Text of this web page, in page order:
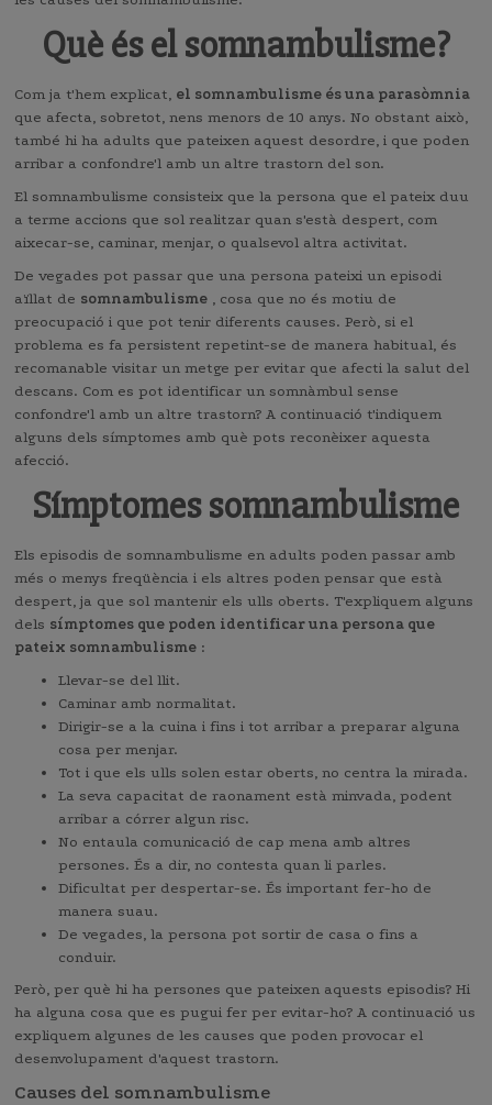
Què és el somnambulisme?
Com ja t'hem explicat, el somnambulisme és una parasòmnia
que afecta, sobretot, nens menors de 10 anys. No obstant això,
també hi ha adults que pateixen aquest desordre, i que poden
arribar a confondre'l amb un altre trastorn del son.
El somnambulisme consisteix que la persona que el pateix duu
a terme accions que sol realitzar quan s'està despert, com
aixecar-se, caminar, menjar, o qualsevol altra activitat.
De vegades pot passar que una persona pateixi un episodi
aïllat de somnambulisme , cosa que no és motiu de
preocupació i que pot tenir diferents causes. Però, si el
problema es fa persistent repetint-se de manera habitual, és
recomanable visitar un metge per evitar que afecti la salut del
descans. Com es pot identificar un somnàmbul sense
confondre'l amb un altre trastorn? A continuació t'indiquem
alguns dels símptomes amb què pots reconèixer aquesta
afecció.
Símptomes somnambulisme
Els episodis de somnambulisme en adults poden passar amb
més o menys freqüència i els altres poden pensar que està
despert, ja que sol mantenir els ulls oberts. T'expliquem alguns
dels símptomes que poden identificar una persona que
pateix somnambulisme :
Llevar-se del llit.
Caminar amb normalitat.
Dirigir-se a la cuina i fins i tot arribar a preparar alguna
cosa per menjar.
Tot i que els ulls solen estar oberts, no centra la mirada.
La seva capacitat de raonament està minvada, podent
arribar a córrer algun risc.
No entaula comunicació de cap mena amb altres
persones. És a dir, no contesta quan li parles.
Dificultat per despertar-se. És important fer-ho de
manera suau.
De vegades, la persona pot sortir de casa o fins a
conduir.
Però, per què hi ha persones que pateixen aquests episodis? Hi
ha alguna cosa que es pugui fer per evitar-ho? A continuació us
expliquem algunes de les causes que poden provocar el
desenvolupament d'aquest trastorn.
Causes del somnambulisme